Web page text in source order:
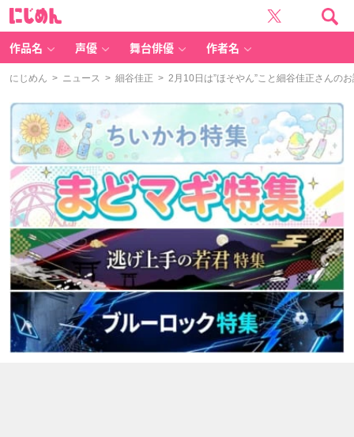
作品名 声優 舞台俳優 作者名
にじめん > ニュース > 細谷佳正 > 2月10日は”ほそやん”こと細谷佳正さんの